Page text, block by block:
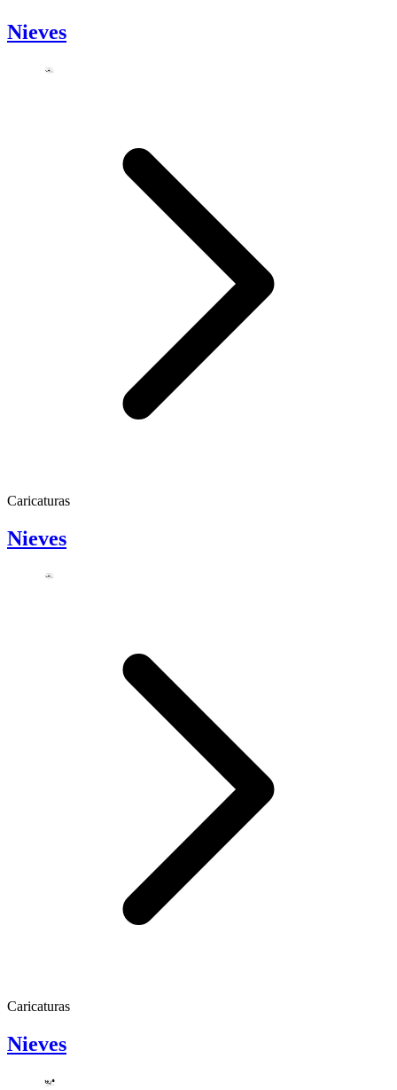
Nieves
Caricaturas
Nieves
Caricaturas
Nieves